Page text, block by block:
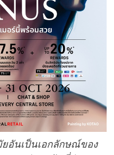
อันเป็นเอกลักษณ์ของ